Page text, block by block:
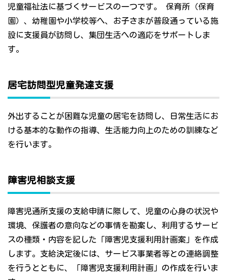
児童福祉法に基づくサービスの一つです。 保育所（保育
園）、幼稚園や小学校等へ、お子さまが普段通っている施
設に支援員が訪問し、集団生活への適応をサポートしま
す。
居宅訪問型児童発達支援
外出することが困難な児童の居宅を訪問し、日常生活にお
ける基本的な動作の指導、生活能力向上のための訓練など
を行います。
障害児相談支援
障害児通所支援の支給申請に際して、児童の心身の状況や
環境、保護者の意向などの事情を勘案し、利用するサービ
スの種類・内容を記した「障害児支援利用計画案」を作成
します。支給決定後には、サービス事業者等との連絡調整
を行うとともに、「障害児支援利用計画」の作成を行いま